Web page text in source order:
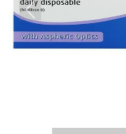
Previous